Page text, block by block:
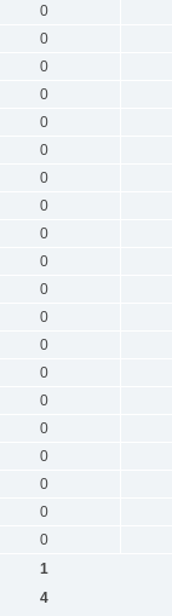
0
0
0
0
0
0
0
0
0
0
0
0
0
0
0
0
0
0
0
0
1
4